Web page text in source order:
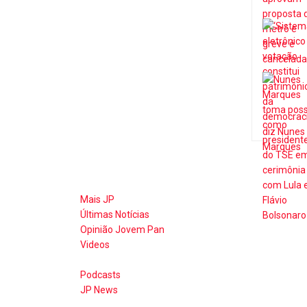
Mais JP
Últimas Notícias
Opinião Jovem Pan
Videos
Podcasts
JP News